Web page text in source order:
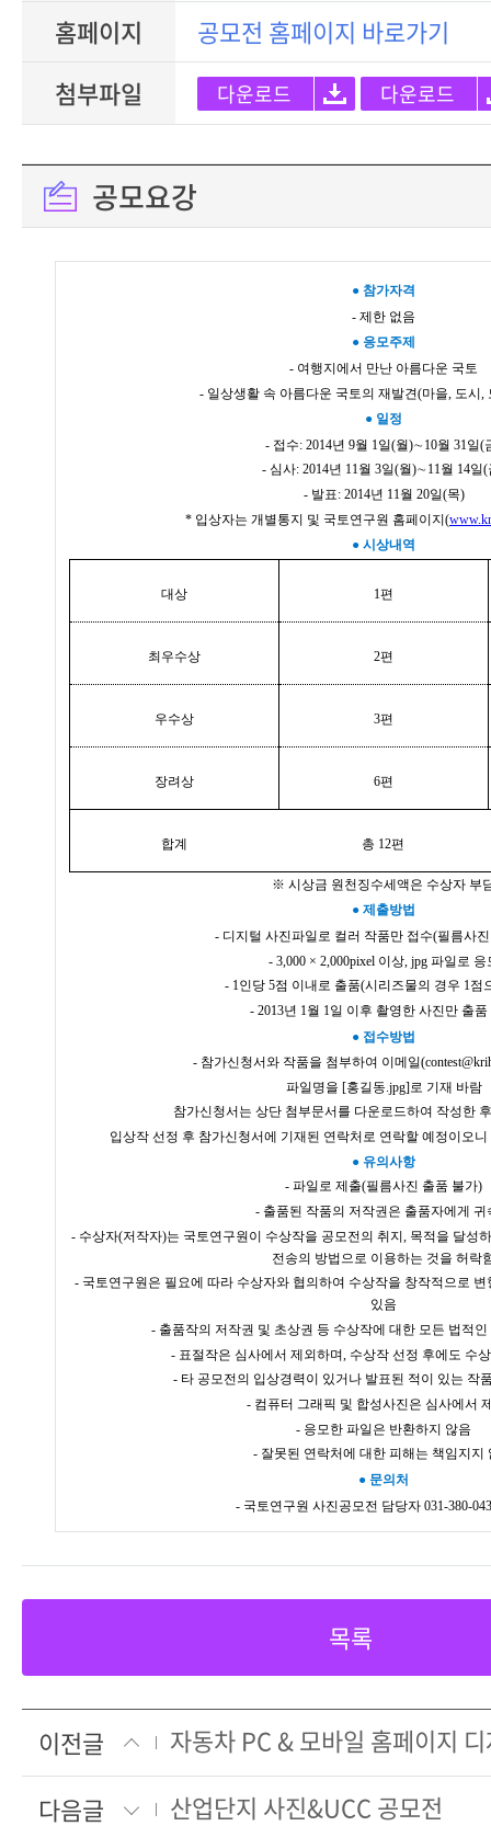
홈페이지
공모전 홈페이지 바로가기
첨부파일
다운로드 다운로드
공모요강
● 참가자격
- 제한 없음
● 응모주제
- 여행지에서 만난 아름다운 국토
- 일상생활 속 아름다운 국토의 재발견(마을 도시
● 일정
- 접수: 2014년 9월 1일(월)∼ 10월 31일(
- 심사: 2014년 11월 3일(월)∼ 11월 14일(
- 발표: 2014년 11월 20일(목)
* 입상자는 개별통지 및 국토연구원 홈페이지(
● 시상내역
대상 1편
최우수상 2편
우수상 3편
장려상 6편
합계 총 12편
※ 시상금 원천징수세액은 수상자 부
● 제출방법
- 디지털 사진파일로 컬러 작품만 접수(필름사
- 3,000 × 2,000pixel 이상, jpg 파일로 응
- 1인당 5점 이내로 출품(시리즈물의 경우 1점
- 2013년 1월 1일 이후 촬영한 사진만 출품
● 접수방법
- 참가신청서와 작품을 첨부하여 이메일
파일명을 [홍길동.jpg]로 기재 바람
참가신청서는 상단 첨부문서를 다운로드하여 작성한
입상작 선정 후 참가신청서에 기재된 연락처로 연락할 예정이오
● 유의사항
- 파일로 제출(필름사진 출품 불가)
- 출품된 작품의 저작권은 출품자에게 귀
- 수상자(저작자)는 국토연구원이 수상작을 공모전의 취지 목적을 달성
전송의 방법으로 이용하는 것을 허락
- 국토연구원은 필요에 따라 수상자와 협의하여 수상작을 창작적으로
있음
- 출품작의 저작권 및 초상권 등 수상작에 대한 모든 법적
- 표절작은 심사에서 제외하며 수상작 선정 후에도 수
- 타 공모전의 입상경력이 있거나 발표된 적이 있는 작
- 컴퓨터 그래픽 및 합성사진은 심사에서
- 응모한 파일은 반환하지 않음
- 잘못된 연락처에 대한 피해는 책임지지
● 문의처
- 국토연구원 사진공모전 담당자 031-380-
목록
이전글
자동차 PC & 모바일 홈페이지
다음글
산업단지 사진&UCC 공모전